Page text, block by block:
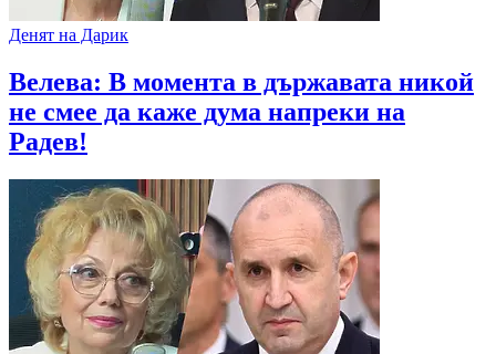
Денят на Дарик
Велева: В момента в държавата никой
не смее да каже дума напреки на
Радев!